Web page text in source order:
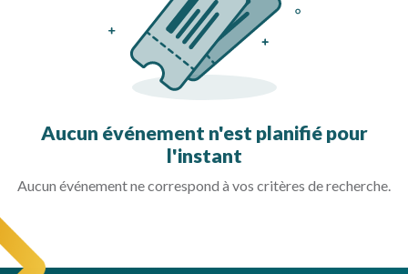
Aucun événement n'est planifié pour
l'instant
Aucun événement ne correspond à vos critères de recherche.